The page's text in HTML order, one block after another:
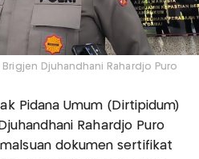
Djuhandhani Rahardjo Puro
Pidana Umum (Dirtipidum)
Rahardjo Puro
dokumen sertifikat